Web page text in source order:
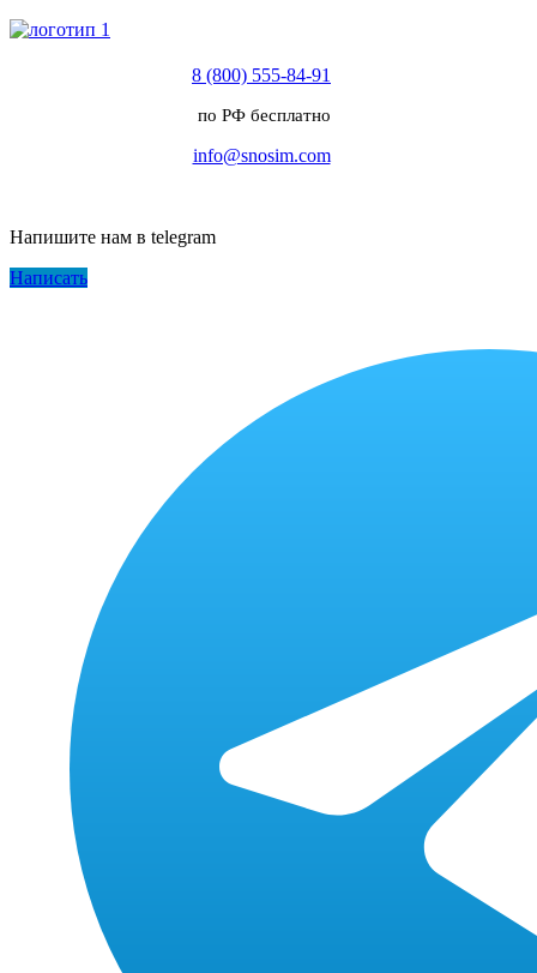
8 (800) 555-84-91
по РФ бесплатно
info@snosim.com
Напишите нам в telegram
Написать